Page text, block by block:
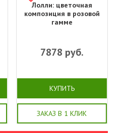
Лолли: цветочная
композиция в розовой
гамме
7878 руб.
КУПИТЬ
ЗАКАЗ В 1 КЛИК